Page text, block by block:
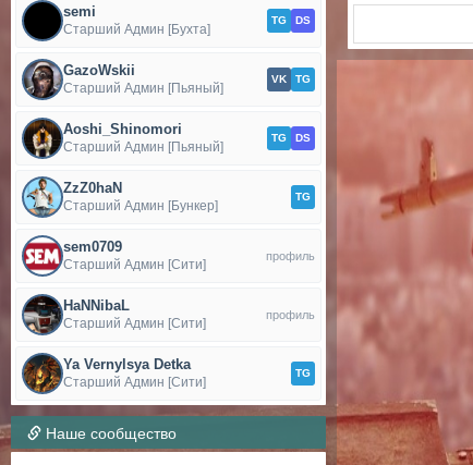
semi
Старший Админ [Бухта]
TG DS
GazoWskii
Старший Админ [Пьяный]
VK TG
Aoshi_Shinomori
Старший Админ [Пьяный]
TG DS
ZzZ0haN
Старший Админ [Бункер]
TG
sem0709
Старший Админ [Сити]
профиль
HaNNibaL
Старший Админ [Сити]
профиль
Ya Vernylsya Detka
Старший Админ [Сити]
TG
Наше сообщество